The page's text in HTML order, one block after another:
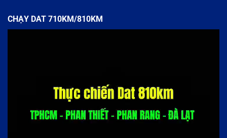
CHẠY DAT 710KM/810KM